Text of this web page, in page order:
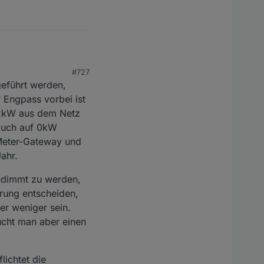
möchte?“ steht
oder einem
sinnvoll).
Messsystem.
mir nicht mal
wird. Und alle
denn
für die Batterie
bei einer Batterie
halte ich für äußerst
#727
werden,
vorbei ist
aus dem Netz
auf 0kW
Gateway und
zu werden,
entscheiden,
weniger sein.
man aber einen
die